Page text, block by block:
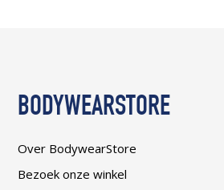
BODYWEARSTORE
Over BodywearStore
Bezoek onze winkel